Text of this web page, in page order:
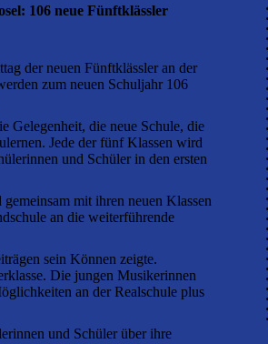
106 neue Fünftklässler
der neuen Fünftklässler an der
zum neuen Schuljahr 106
Gelegenheit, die neue Schule, die
Jede der fünf Klassen wird
und Schüler in den ersten
mit ihren neuen Klassen
an die weiterführende
sein Können zeigte.
Die jungen Musikerinnen
an der Realschule plus
und Schüler über ihre